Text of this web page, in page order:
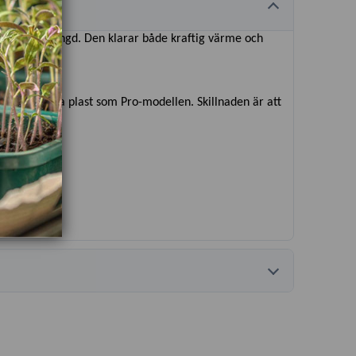
lång livslängd. Den klarar både kraftig värme och
plast som Pro-modellen. Skillnaden är att